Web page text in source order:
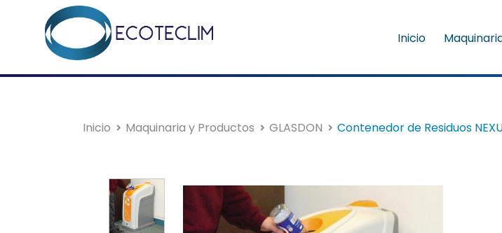
Inicio
Inicio Maquinaria y Productos GLASDON Contenedor de Residuos